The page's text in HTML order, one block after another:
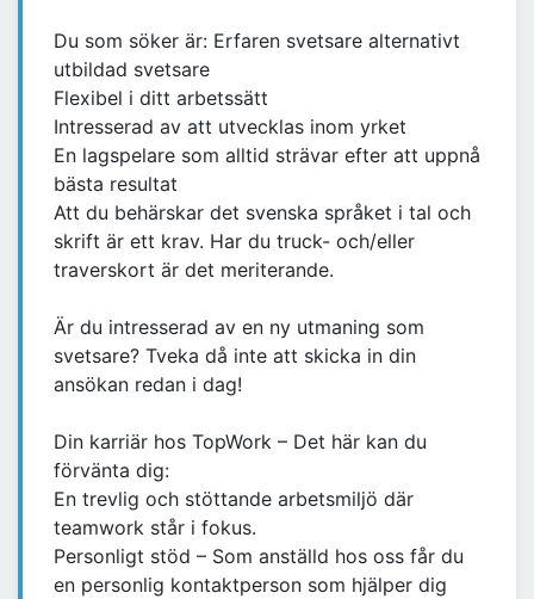
Du som söker är: Erfaren svetsare alternativt
utbildad svetsare
Flexibel i ditt arbetssätt
Intresserad av att utvecklas inom yrket
En lagspelare som alltid strävar efter att uppnå
bästa resultat
Att du behärskar det svenska språket i tal och
skrift är ett krav. Har du truck- och/eller
traverskort är det meriterande.
Är du intresserad av en ny utmaning som
svetsare? Tveka då inte att skicka in din
ansökan redan i dag!
Din karriär hos TopWork – Det här kan du
förvänta dig:
En trevlig och stöttande arbetsmiljö där
teamwork står i fokus.
Personligt stöd – Som anställd hos oss får du
en personlig kontaktperson som hjälper dig